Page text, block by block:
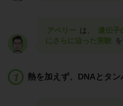
アベリー は、
遺伝子
にさらに迫った実験
熱を加えず、DNAとタン